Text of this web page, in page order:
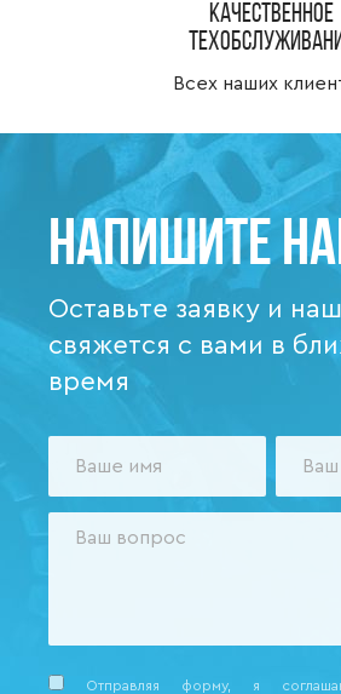
Качественное
Всех наших
Напишите
Оставьте заявку и
свяжется с вами в
время
Отправляя форму, я